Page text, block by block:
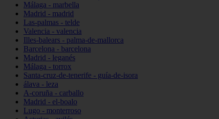
Málaga - marbella
Madrid - madrid
Las-palmas - telde
Valencia - valencia
Illes-balears - palma-de-mallorca
Barcelona - barcelona
Madrid - leganés
Málaga - torrox
Santa-cruz-de-tenerife - guía-de-isora
álava - leza
A-coruña - carballo
Madrid - el-boalo
Lugo - monterroso